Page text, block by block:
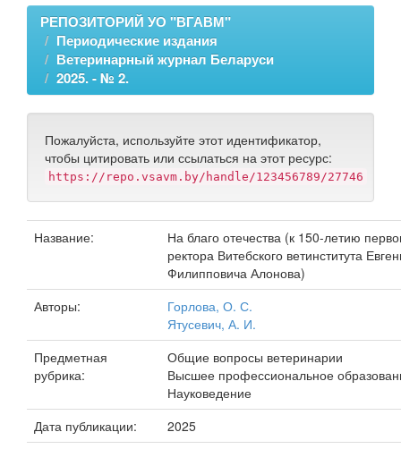
РЕПОЗИТОРИЙ УО "ВГАВМ"
Периодические издания
Ветеринарный журнал Беларуси
2025. - № 2.
Пожалуйста, используйте этот идентификатор,
чтобы цитировать или ссылаться на этот ресурс:
https://repo.vsavm.by/handle/123456789/27746
Название:
На благо отечества (к 150-летию
ректора Витебского ветинститута
Филипповича Алонова)
Авторы:
Горлова, О. С.
Ятусевич, А. И.
Предметная
рубрика:
Общие вопросы ветеринарии
Высшее профессиональное
Науковедение
Дата публикации:
2025